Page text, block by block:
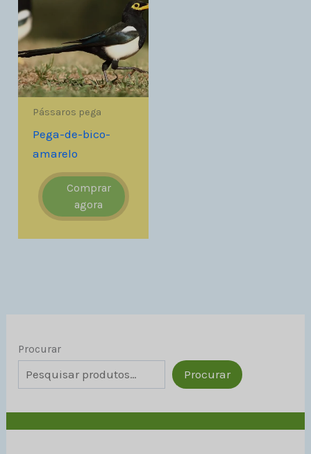
Procurar
Procurar
Pássaros pega
Pega-de-bico-
amarelo
Comprar
agora